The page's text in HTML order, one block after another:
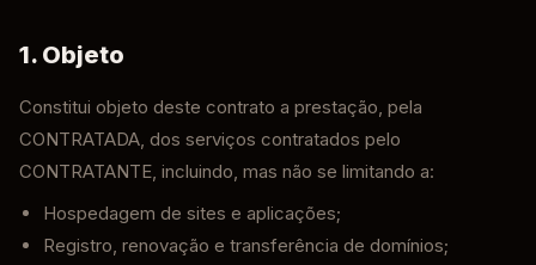
1. Objeto
Constitui objeto deste contrato a prestação, pela
CONTRATADA, dos serviços contratados pelo
CONTRATANTE, incluindo, mas não se limitando a:
Hospedagem de sites e aplicações;
Registro, renovação e transferência de domínios;